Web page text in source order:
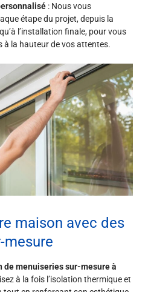
: Nous vous
étape du projet, depuis la
l’installation finale, pour vous
à la hauteur de vos attentes.
maison avec des
mesure
menuiseries sur-mesure à
à la fois l’isolation thermique et